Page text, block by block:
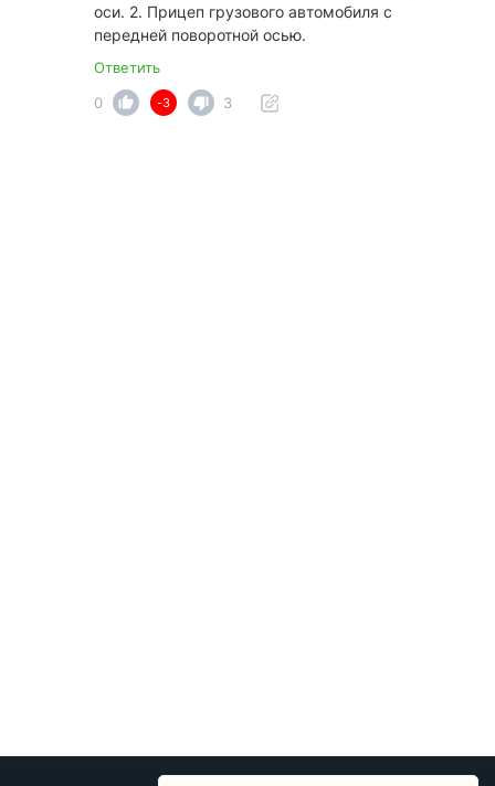
оси. 2. Прицеп грузового автомобиля с
передней поворотной осью.
Ответить
0
-3 3